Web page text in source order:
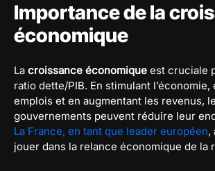
Importance de la
économique
La croissance économique est cruciale
ratio dette/PIB. En stimulant
emplois et en augmentant les revenus,
gouvernements peuvent réduire leur
La France, en tant que leader européen,
jouer dans la relance économique de la